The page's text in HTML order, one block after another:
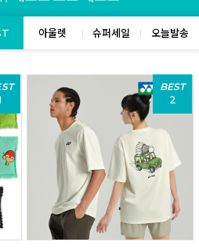
아울렛 슈퍼세일 오늘발송
BEST
2